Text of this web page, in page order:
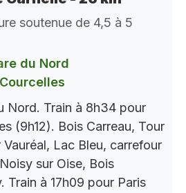
soutenue de 4,5 à 5
du Nord
Nord. Train à 8h34 pour
(9h12). Bois Carreau, Tour
Lac Bleu, carrefour
sur Oise, Bois
Train à 17h09 pour Paris